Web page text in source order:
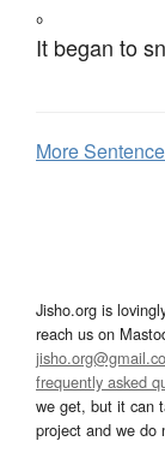
。
It began to
MoreS
Jisho.org is
reach us on
frequently asked
we get, but it can
project and we do